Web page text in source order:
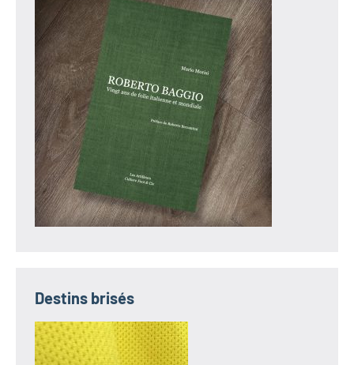
Destins brisés